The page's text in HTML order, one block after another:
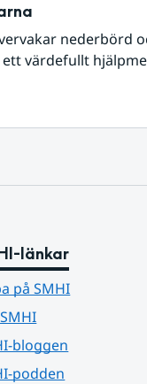
nederbörd
värdefullt
länkar
på SMHI
bloggen
podden